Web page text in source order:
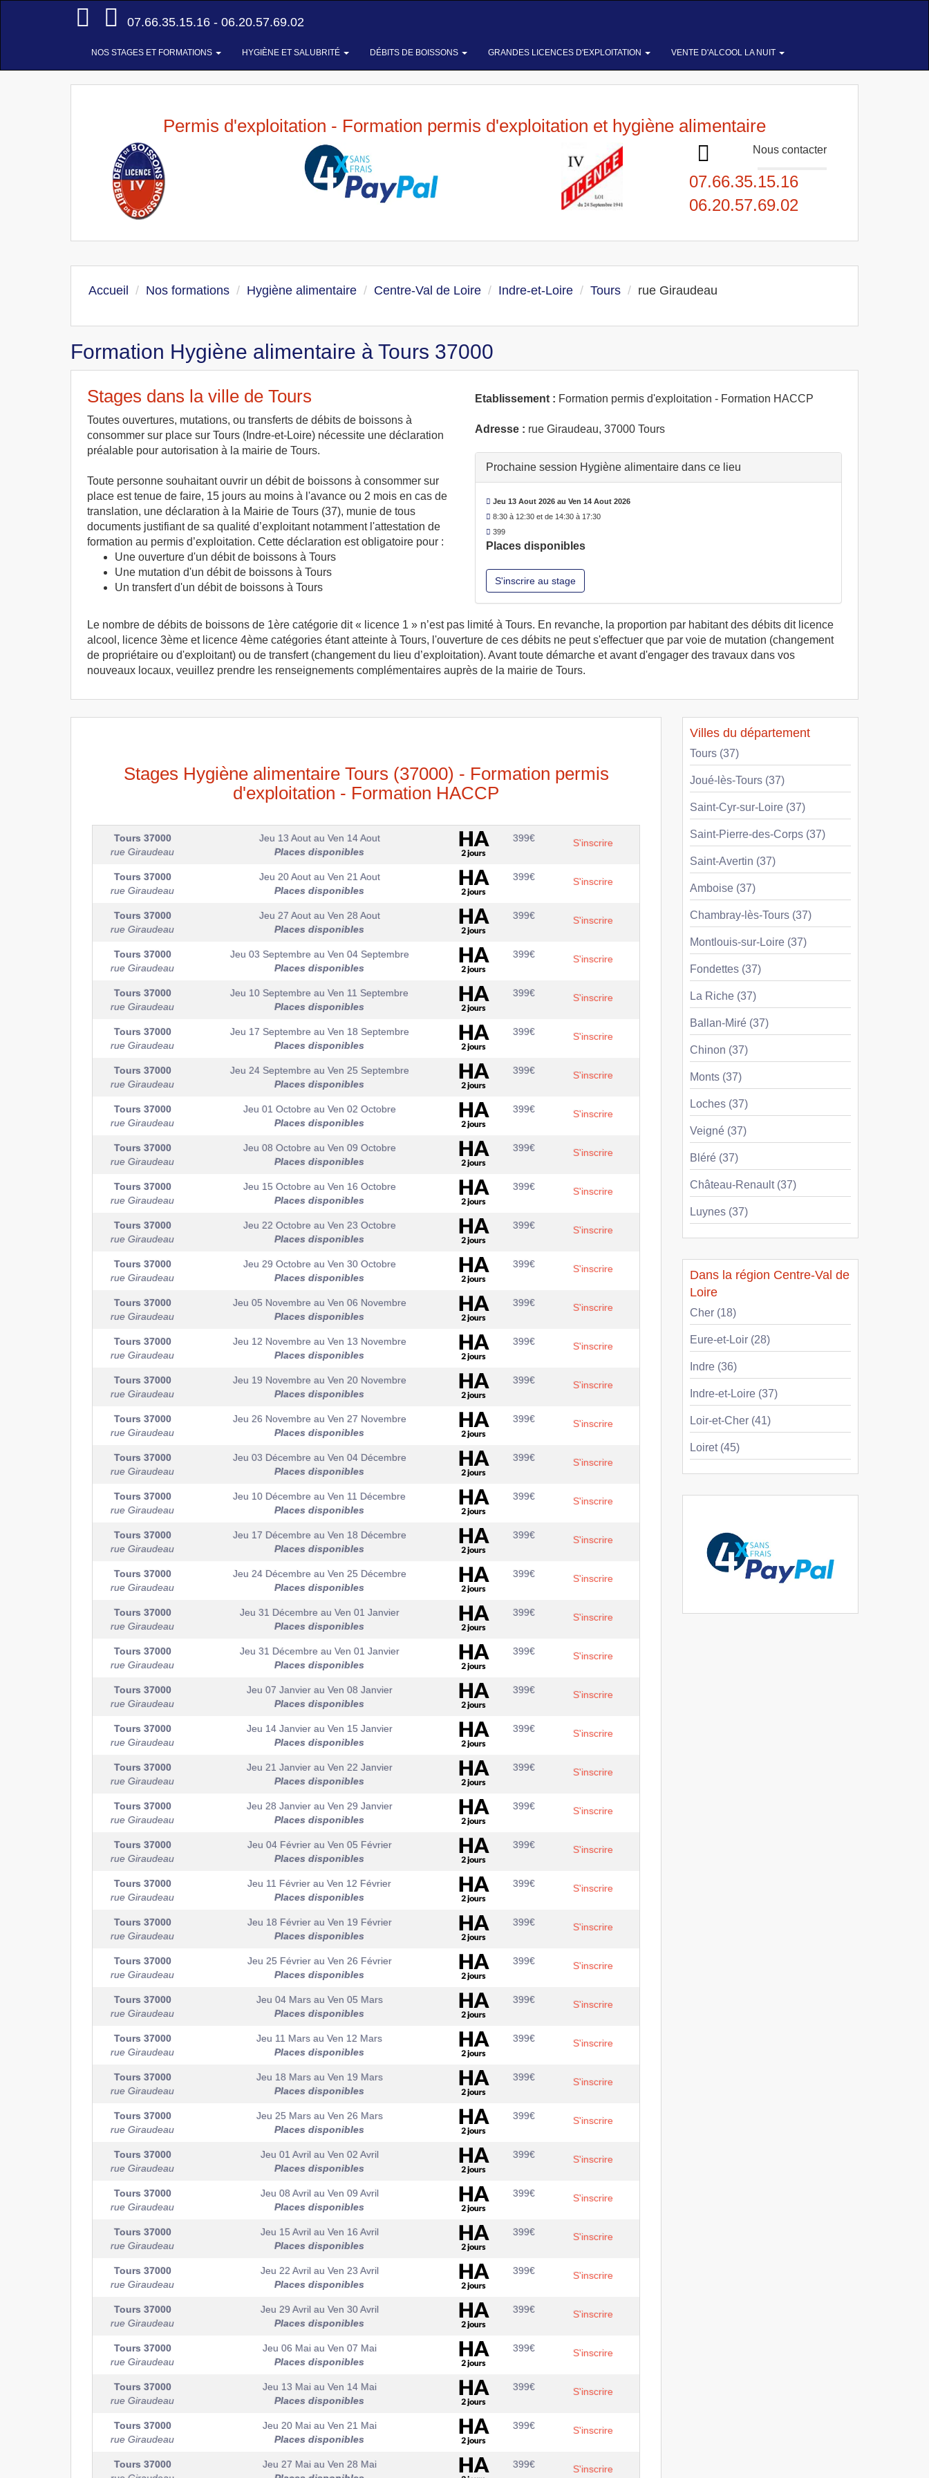
Accueil
07.66.35.15.16 - 06.20.57.69.02
NOS STAGES ET FORMATIONS HYGIÈNE ET SALUBRITÉ DÉBITS DE BOISSONS GRANDES LICENCES D'EXPLOITATION VENTE D'ALCOOL LA NUIT
Permis d'exploitation - Formation permis d'exploitation et hygiène alimentaire
Nous contacter
07.66.35.15.16
06.20.57.69.02
Accueil Nos formations Hygiène alimentaire Centre-Val de Loire Indre-et-Loire Tours rue Giraudeau
Formation Hygiène alimentaire à Tours 37000
Stages dans la ville de Tours
Toutes ouvertures, mutations, ou transferts de débits de boissons à
consommer sur place sur Tours (Indre-et-Loire) nécessite une déclaration
préalable pour autorisation à la mairie de Tours.
Toute personne souhaitant ouvrir un débit de boissons à consommer sur
place est tenue de faire, 15 jours au moins à l'avance ou 2 mois en cas de
translation, une déclaration à la Mairie de Tours (37), munie de tous
documents justifiant de sa qualité d’exploitant notamment l'attestation de
formation au permis d’exploitation. Cette déclaration est obligatoire pour :
Une ouverture d'un débit de boissons à Tours
Une mutation d'un débit de boissons à Tours
Un transfert d'un débit de boissons à Tours
Etablissement : Formation permis d'exploitation - Formation HACCP
Adresse : rue Giraudeau, 37000 Tours
Prochaine session Hygiène alimentaire dans ce lieu
Jeu 13 Aout 2026 au Ven 14 Aout 2026
8:30 à 12:30 et de 14:30 à 17:30
399
Places disponibles
S'inscrire au stage
Le nombre de débits de boissons de 1ère catégorie dit « licence 1 » n’est pas limité à Tours. En revanche, la proportion par habitant des débits dit licence
alcool, licence 3ème et licence 4ème catégories étant atteinte à Tours, l'ouverture de ces débits ne peut s'effectuer que par voie de mutation (changement
de propriétaire ou d'exploitant) ou de transfert (changement du lieu d’exploitation). Avant toute démarche et avant d'engager des travaux dans vos
nouveaux locaux, veuillez prendre les renseignements complémentaires auprès de la mairie de Tours.
Stages Hygiène alimentaire Tours (37000) - Formation permis
d'exploitation - Formation HACCP
Tours 37000
rue Giraudeau
Jeu 13 Aout au Ven 14 Aout
Places disponibles
399€ S'inscrire
Tours 37000
rue Giraudeau
Jeu 20 Aout au Ven 21 Aout
Places disponibles
399€ S'inscrire
Tours 37000
rue Giraudeau
Jeu 27 Aout au Ven 28 Aout
Places disponibles
399€ S'inscrire
Tours 37000
rue Giraudeau
Jeu 03 Septembre au Ven 04 Septembre
Places disponibles
399€ S'inscrire
Tours 37000
rue Giraudeau
Jeu 10 Septembre au Ven 11 Septembre
Places disponibles
399€ S'inscrire
Tours 37000
rue Giraudeau
Jeu 17 Septembre au Ven 18 Septembre
Places disponibles
399€ S'inscrire
Tours 37000
rue Giraudeau
Jeu 24 Septembre au Ven 25 Septembre
Places disponibles
399€ S'inscrire
Tours 37000
rue Giraudeau
Jeu 01 Octobre au Ven 02 Octobre
Places disponibles
399€ S'inscrire
Tours 37000
rue Giraudeau
Jeu 08 Octobre au Ven 09 Octobre
Places disponibles
399€ S'inscrire
Tours 37000
rue Giraudeau
Jeu 15 Octobre au Ven 16 Octobre
Places disponibles
399€ S'inscrire
Tours 37000
rue Giraudeau
Jeu 22 Octobre au Ven 23 Octobre
Places disponibles
399€ S'inscrire
Tours 37000
rue Giraudeau
Jeu 29 Octobre au Ven 30 Octobre
Places disponibles
399€ S'inscrire
Tours 37000
rue Giraudeau
Jeu 05 Novembre au Ven 06 Novembre
Places disponibles
399€ S'inscrire
Tours 37000
rue Giraudeau
Jeu 12 Novembre au Ven 13 Novembre
Places disponibles
399€ S'inscrire
Tours 37000
rue Giraudeau
Jeu 19 Novembre au Ven 20 Novembre
Places disponibles
399€ S'inscrire
Tours 37000
rue Giraudeau
Jeu 26 Novembre au Ven 27 Novembre
Places disponibles
399€ S'inscrire
Tours 37000
rue Giraudeau
Jeu 03 Décembre au Ven 04 Décembre
Places disponibles
399€ S'inscrire
Tours 37000
rue Giraudeau
Jeu 10 Décembre au Ven 11 Décembre
Places disponibles
399€ S'inscrire
Tours 37000
rue Giraudeau
Jeu 17 Décembre au Ven 18 Décembre
Places disponibles
399€ S'inscrire
Tours 37000
rue Giraudeau
Jeu 24 Décembre au Ven 25 Décembre
Places disponibles
399€ S'inscrire
Tours 37000
rue Giraudeau
Jeu 31 Décembre au Ven 01 Janvier
Places disponibles
399€ S'inscrire
Tours 37000
rue Giraudeau
Jeu 31 Décembre au Ven 01 Janvier
Places disponibles
399€ S'inscrire
Tours 37000
rue Giraudeau
Jeu 07 Janvier au Ven 08 Janvier
Places disponibles
399€ S'inscrire
Tours 37000
rue Giraudeau
Jeu 14 Janvier au Ven 15 Janvier
Places disponibles
399€ S'inscrire
Tours 37000
rue Giraudeau
Jeu 21 Janvier au Ven 22 Janvier
Places disponibles
399€ S'inscrire
Tours 37000
rue Giraudeau
Jeu 28 Janvier au Ven 29 Janvier
Places disponibles
399€ S'inscrire
Tours 37000
rue Giraudeau
Jeu 04 Février au Ven 05 Février
Places disponibles
399€ S'inscrire
Tours 37000
rue Giraudeau
Jeu 11 Février au Ven 12 Février
Places disponibles
399€ S'inscrire
Tours 37000
rue Giraudeau
Jeu 18 Février au Ven 19 Février
Places disponibles
399€ S'inscrire
Tours 37000
rue Giraudeau
Jeu 25 Février au Ven 26 Février
Places disponibles
399€ S'inscrire
Tours 37000
rue Giraudeau
Jeu 04 Mars au Ven 05 Mars
Places disponibles
399€ S'inscrire
Tours 37000
rue Giraudeau
Jeu 11 Mars au Ven 12 Mars
Places disponibles
399€ S'inscrire
Tours 37000
rue Giraudeau
Jeu 18 Mars au Ven 19 Mars
Places disponibles
399€ S'inscrire
Tours 37000
rue Giraudeau
Jeu 25 Mars au Ven 26 Mars
Places disponibles
399€ S'inscrire
Tours 37000
rue Giraudeau
Jeu 01 Avril au Ven 02 Avril
Places disponibles
399€ S'inscrire
Tours 37000
rue Giraudeau
Jeu 08 Avril au Ven 09 Avril
Places disponibles
399€ S'inscrire
Tours 37000
rue Giraudeau
Jeu 15 Avril au Ven 16 Avril
Places disponibles
399€ S'inscrire
Tours 37000
rue Giraudeau
Jeu 22 Avril au Ven 23 Avril
Places disponibles
399€ S'inscrire
Tours 37000
rue Giraudeau
Jeu 29 Avril au Ven 30 Avril
Places disponibles
399€ S'inscrire
Tours 37000
rue Giraudeau
Jeu 06 Mai au Ven 07 Mai
Places disponibles
399€ S'inscrire
Tours 37000
rue Giraudeau
Jeu 13 Mai au Ven 14 Mai
Places disponibles
399€ S'inscrire
Tours 37000
rue Giraudeau
Jeu 20 Mai au Ven 21 Mai
Places disponibles
399€ S'inscrire
Tours 37000
Jeu 27 Mai au Ven 28 Mai
399€ S'inscrire
Villes du département
Tours (37)
Joué-lès-Tours (37)
Saint-Cyr-sur-Loire (37)
Saint-Pierre-des-Corps (37)
Saint-Avertin (37)
Amboise (37)
Chambray-lès-Tours (37)
Montlouis-sur-Loire (37)
Fondettes (37)
La Riche (37)
Ballan-Miré (37)
Chinon (37)
Monts (37)
Loches (37)
Veigné (37)
Bléré (37)
Château-Renault (37)
Luynes (37)
Dans la région Centre-Val de
Loire
Cher (18)
Eure-et-Loir (28)
Indre (36)
Indre-et-Loire (37)
Loir-et-Cher (41)
Loiret (45)